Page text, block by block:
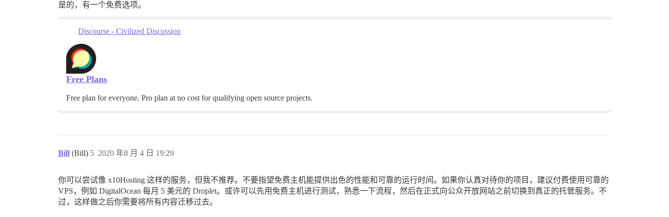
是的，有一个免费选项。
Discourse - Civilized Discussion
Free Plans
Free plan for everyone. Pro plan at no cost for qualifying open source projects.
Bill (Bill) 2020 年8 月 4 日 19:29
5
你可以尝试像 x10Hosting 这样的服务，但我不推荐。不要指望免费主机能提供出色的性能和可靠的运行时间。如果你认真对待你的项目，建议付费使用可靠的
VPS，例如 DigitalOcean 每月 5 美元的 Droplet。或许可以先用免费主机进行测试，熟悉一下流程，然后在正式向公众开放网站之前切换到真正的托管服务。不
过，这样做之后你需要将所有内容迁移过去。